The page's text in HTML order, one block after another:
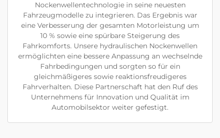
Nockenwellentechnologie in seine neuesten
Fahrzeugmodelle zu integrieren. Das Ergebnis war
eine Verbesserung der gesamten Motorleistung um
10 % sowie eine spürbare Steigerung des
Fahrkomforts. Unsere hydraulischen Nockenwellen
ermöglichten eine bessere Anpassung an wechselnde
Fahrbedingungen und sorgten so für ein
gleichmäßigeres sowie reaktionsfreudigeres
Fahrverhalten. Diese Partnerschaft hat den Ruf des
Unternehmens für Innovation und Qualität im
Automobilsektor weiter gefestigt.